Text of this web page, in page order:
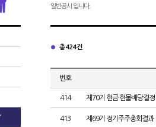
일반공시 입니다.
총 424건
번호
414 제70기 현금·현물배당결정
413 제69기 정기주주총회결과